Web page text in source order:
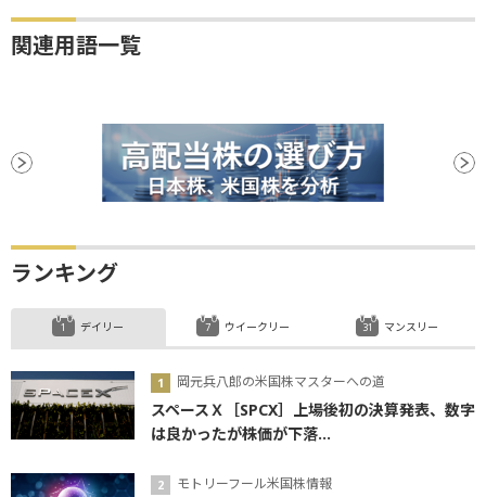
関連用語一覧
ランキング
デイリー
岡元兵八郎の米国株マスターへの道
スペースＸ［SPCX］上場後初の決算発表、数字
は良かったが株価が下落...
モトリーフール米国株情報
ウイークリー マンスリー